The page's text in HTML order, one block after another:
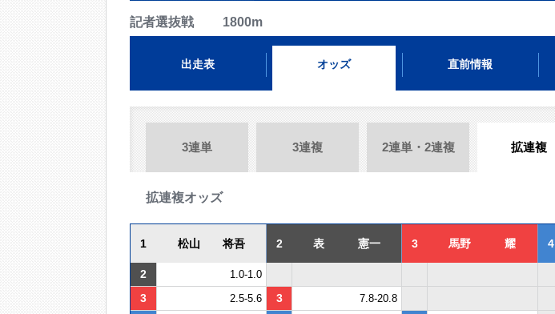
記者選抜戦 1800m
出走表 オッズ 直前情報
3連単 3連複 2連単・2連複 拡連複
拡連複オッズ
1 松山 将吾 2 表 憲一 3 馬野 耀 4
2 1.0-1.0
3 2.5-5.6 3 7.8-20.8